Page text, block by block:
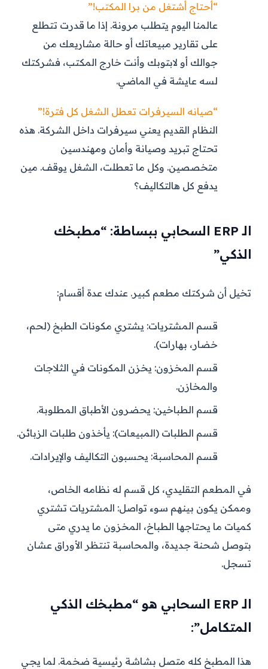
“أحتاج أشتغل من برا المكتب!”
عالمنا اليوم يتطلب مرونة. إذا ما قدرت تتطلع
على تقارير مبيعاتك أو حالة مشاريعك من
جوالك أو لابتوبك وأنت خارج المكتب، فشركتك
لسه عايشة في الماضي.
“صيانه السيرفرات تعطل الشغل كل فترة!”
النظام القديم يعني سيرفرات داخل الشركة. هذه
تحتاج تبريد وصيانة وأمان ومهندسين
متخصصين. وكل ما تعطلت، الشغل يوقف. مين
يدفع كل هالتكاليف؟
الـ ERP السحابي ببساطة: “مطبخك
الذكي”
تخيل أن شركتك مطعم كبير. عندك عدة أقسام:
قسم المشتريات: يشتري مكونات الطبخ (لحم،
خضار، بهارات).
قسم المخزون: يخزن المكونات في الثلاجات
والمخازن.
قسم الطباخين: يحضرون الأطباق المطلوبة.
قسم الطلبات (المبيعات): يأخذون طلبات الزبائن.
قسم المحاسبة: يحسبون التكاليف والإيرادات.
في المطعم التقليدي، كل قسم له نظامه الخاص،
وممكن يكون بينهم سوء تواصل: المشتريات تشتري
كميات ما يحتاجها الطباخ، المخزون ما يدري متى
بتوصل شحنة جديدة، والمحاسبة تنتظر الأوراق عشان
تسجل.
الـ ERP السحابي هو “مطبخك الذكي
المتكامل”:
هذا المطبخ كله متصل بشاشة رئيسية ضخمة. لما يجي